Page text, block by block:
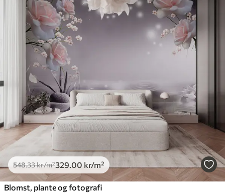
548.33kr/m²329 .00 kr/m²
Blomst, plante og fotografi